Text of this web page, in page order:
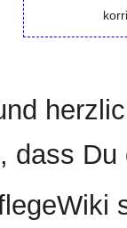
dass